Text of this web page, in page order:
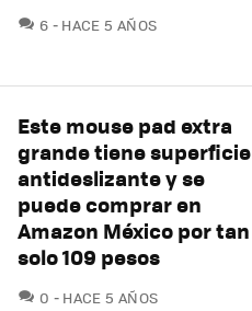
6 COMENTARIOS
HACE 5 AÑOS
Este mouse pad extra
grande tiene superficie
antideslizante y se
puede comprar en
Amazon México por tan
solo 109 pesos
0 COMENTARIOS
HACE 5 AÑOS